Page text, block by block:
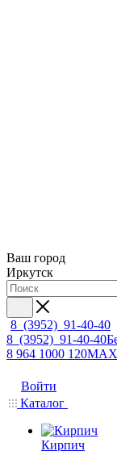
Ваш город
Иркутск
8 (3952) 91-40-40
8 (3952) 91-40-40
8 964 1000 120MAX
Войти
Каталог
Кирпич